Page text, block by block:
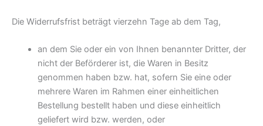
Die Widerrufsfrist beträgt vierzehn Tage ab dem Tag,
an dem Sie oder ein von Ihnen benannter Dritter, der
nicht der Beförderer ist, die Waren in Besitz
genommen haben bzw. hat, sofern Sie eine oder
mehrere Waren im Rahmen einer einheitlichen
Bestellung bestellt haben und diese einheitlich
geliefert wird bzw. werden, oder